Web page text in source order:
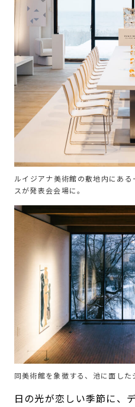
ルイジアナ美術館の敷地内にあ
スが発表会会場に。
同美術館を象徴する、池に面した
日の光が恋しい季節に、